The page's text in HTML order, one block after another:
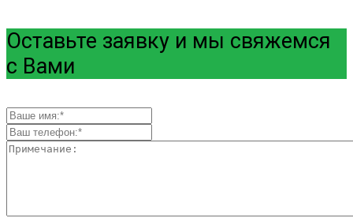
Оставьте заявку и мы свяжемся
с Вами